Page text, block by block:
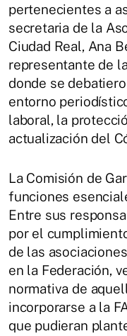
pertenecientes a
secretaria de la
Ciudad Real, Ana
representante de
donde se
entorno
laboral, la
actualización del
La Comisión de
funciones
Entre sus
por el
de las
en la Federación,
normativa de
incorporarse a la
que pudieran